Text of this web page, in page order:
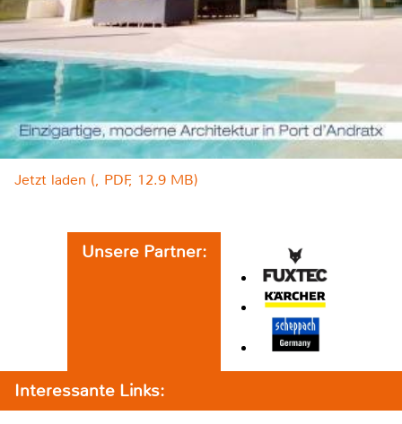
Jetzt laden (, PDF, 12.9 MB)
Unsere Partner:
Interessante Links: